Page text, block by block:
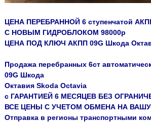
ЦЕНА ПЕРЕБРАННОЙ 6 ступенчатой
С НОВЫМ ГИДРОБЛОКОМ 98000р
ЦЕНА ПОД КЛЮЧ АКПП 09G Шкода
Продажа перебранных 6ст
09G Шкода
Октавия Skoda Octavia
с ГАРАНТИЕЙ 6 МЕСЯЦЕВ БЕЗ
ВСЕ ЦЕНЫ С УЧЕТОМ ОБМЕНА НА
Отправка в регионы транспортными